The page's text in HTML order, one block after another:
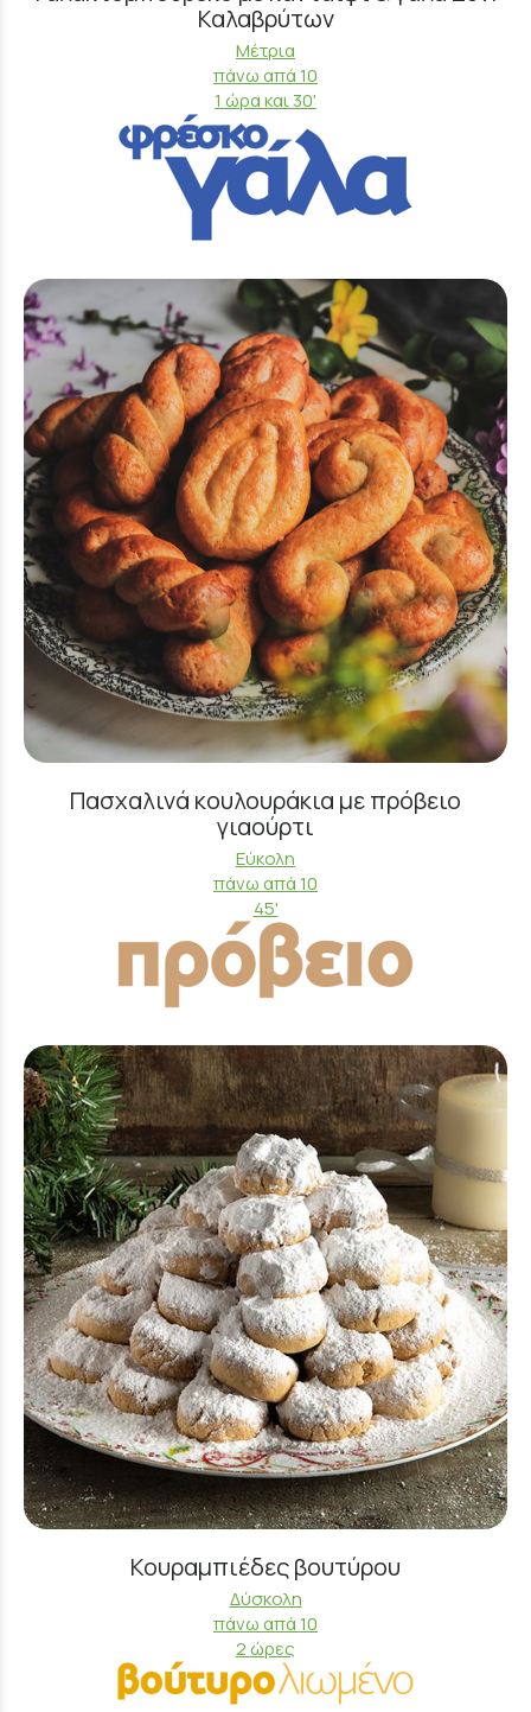
Καλαβρύτων
Μέτρια
πάνω απά 10
1 ώρα και 30'
Πασχαλινά κουλουράκια με πρόβειο
γιαούρτι
Εύκολη
πάνω απά 10
45'
Κουραμπιέδες βουτύρου
Δύσκολη
πάνω απά 10
2 ώρες